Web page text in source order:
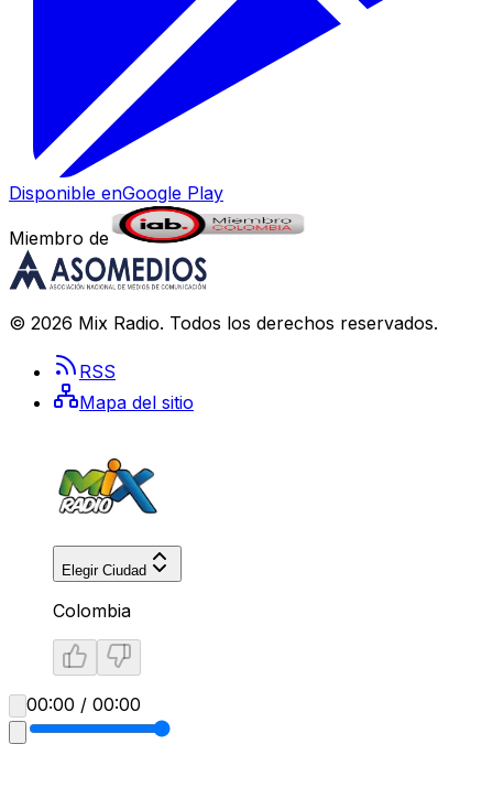
Disponible enGoogle Play
Miembro de
© 2026 Mix Radio. Todos los derechos reservados.
RSS
Mapa del sitio
Elegir Ciudad
Colombia
00:00 / 00:00